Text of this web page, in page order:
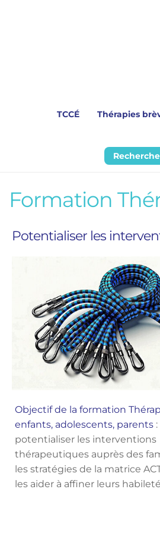
TCCÉ Thérapies
Formation
Potentialiser les
Objectif de la formation
enfants, adolescents, parents :
potentialiser les interventions
thérapeutiques auprès des
les stratégies de la matrice
les aider à affiner leurs